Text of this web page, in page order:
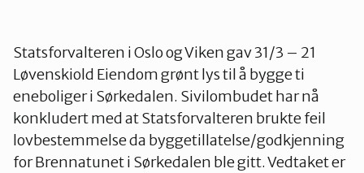
Statsforvalteren i Oslo og Viken gav 31/3 – 21
Løvenskiold Eiendom grønt lys til å bygge ti
eneboliger i Sørkedalen. Sivilombudet har nå
konkludert med at Statsforvalteren brukte feil
lovbestemmelse da byggetillatelse/godkjenning
for Brennatunet i Sørkedalen ble gitt. Vedtaket er